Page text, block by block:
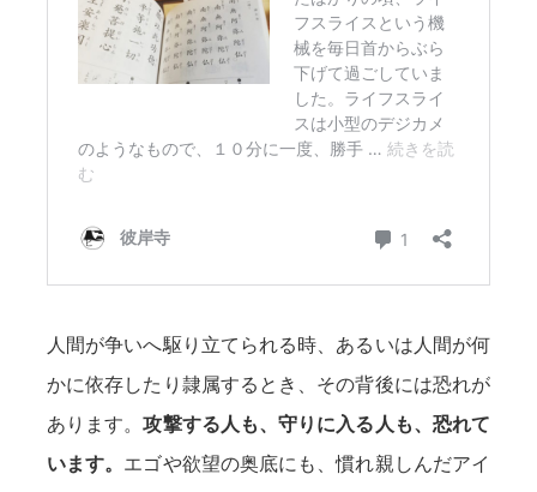
人間が争いへ駆り立てられる時、あるいは人間が何
かに依存したり隷属するとき、その背後には恐れが
あります。攻撃する人も、守りに入る人も、恐れて
います。 エゴや欲望の奥底にも、慣れ親しんだアイ